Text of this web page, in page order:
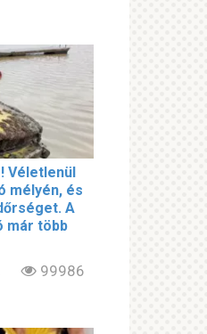
Véletlenül
mélyén, és
A
már több
99986